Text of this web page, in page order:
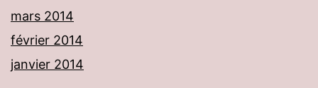
mars 2014
février 2014
janvier 2014